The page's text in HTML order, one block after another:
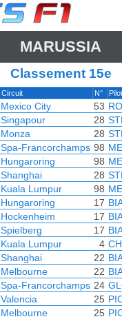
MARUSSIA
Classement 15e
Circuit N°
Mexico City 53
Singapour 28
Monza 28
Spa-Francorchamps 98
Hungaroring 98
Shanghai 28
Kuala Lumpur 98
Hungaroring 17
Hockenheim 17
Spielberg 17
Kuala Lumpur 4
Shanghai 22
Melbourne 22
Spa-Francorchamps 24
Valencia 25
Melbourne 25